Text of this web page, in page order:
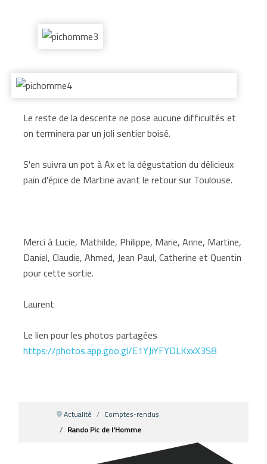
Le reste de la descente ne pose aucune difficultés et
on terminera par un joli sentier boisé.
S'en suivra un pot à Ax et la dégustation du délicieux
pain d'épice de Martine avant le retour sur Toulouse.
Merci à Lucie, Mathilde, Philippe, Marie, Anne, Martine,
Daniel, Claudie, Ahmed, Jean Paul, Catherine et Quentin
pour cette sortie.
Laurent
Le lien pour les photos partagées
https://photos.app.goo.gl/E1YJiYFYDLKxxX3S8
Actualité
Comptes-rendus
Rando Pic de l'Homme